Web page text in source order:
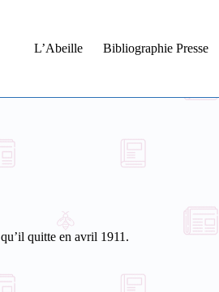
L’Abeille
Bibliographie Presse
qu’il quitte en avril 1911.